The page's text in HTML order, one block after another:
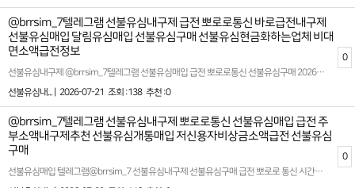
@brrsim_7텔레그램 선불유심내구제 급전 뽀로로통신 바로급전내구제
선불유심매입 달림유심매입 선불유심구매 선불유심현금화하는업체 비대
면소액급전정보
선불유심내구제 @brrsim_7텔레그램 선불유심매입 급전 뽀로로통신 선불유심구매 2026년 선불폰유심매입합니다 정식업체 백수비상금대출 서울신불자생계비소액대출 소액대출이 필요한 분들을 위한 최적의 선택 저희는 모바일 소액대출 및 내구제를 전문으로 제공하는 2026년 정식 등록 업체입니다. 소액 20만 원부터 다양한 금액대를 유연하게 지원하며, 신용등급과 상관없이 누구나 이용할 수 있는 실질적이고 현실적인 금융 솔루션을 제공합니다 특히, 뽀로로통신 선불유심 내구제를 통해 신용불량자, 신분증이 필요한 대출 여부 확인이 힘든 분들까지도 간편하게 서비스를 이용할 수 있도록 돕고 있습니다. 급한 상황에서도 빠르고 안전하게 해결할 수 있는 맞춤형 금융 지원 시스템을 구축하여 고객이 안심하고 신뢰할 수 있는 서비스를 약속드립니다.생계비가 필요한 분들께 작은 도움이나마 보탬이 되고자 정직하고 투명한 절차를 고수합니다. 또한, 철저한 상담과 세심한 안내로 고객 개개인의 상황에 맞춘 최적의 대출 상품을 추천드리며, 여러분의 경제적 부담을 감소시킬 수 있도록 최선을 다하고 있습니다 뽀로로통신 선불유심내구제 무피해소액급전대출 시간과 서류 준비의 압박에서 해방되고 싶으신가요? 당사의 모바일 소액대출 서비스는 복잡한 절차 없이 간단하게 신청 가능하며, 심사가 빠르게 이루어지는 점이 특징입니다. 긴급한 생계비나 비상금 마련이 필요하신 경우, 저희 서비스와 함께라면 한층 더 여유로움을 느낄 수 있습니다.고객의 금융 상태를 존중하여 어떤 상황에서도 희망을 잃지 않도록 돕겠습니다. 저희와 함께라면 해결책은 항상 존재합니다. 여러분의 신뢰를 최우선으로 생각하며, 안정적이고 효율적인 재정 관리를 위해 높은 수준의 서비스를 지속적으로 제공할 것을 약속드립니다 바로개통→확인후 즉시 정산 ! 모든 개통은 고객 본인 확인 후 → 합법적인 절차로 안전하게 진행됩니다 확실한 파트너와 함께하세요 시간 낭비와 신용 하락을 막는 가장 좋은 방법은 처음부터 제대로 된 전문가를 만나는 것입니다 홈페이지: https://brrsim77.isweb.co.kr 홈페이지: https://litt.ly/brrsim7
선불유심내... |
2026-07-21 조회 :138 추천 :0
0
@brrsim_7텔레그램 선불유심내구제 뽀로로통신 선불유심매입 급전 주
부소액내구제추천 선불유심개통매입 저신용자비상금소액급전 선불유심
구매
선불유심매입 텔레그램@brrsim_7 선불유심내구제 선불유심구매 급전 뽀로로 통신 시간과 서류 준비의 압박에서 해방되고 싶으신가요?당사의 모바일 바로소액대출 서비스는 복잡한 절차 없이 간단하게 신청 가능하며, 심사가 빠르게 이루어지는 점이 특징입니다. 긴급한 생계비나 비상금 마련이 필요하신 경우, 저희 서비스와 함께라면 한층 더 여유로움을 느낄 수 있습니다고객의 금융 상태를 존중하여 어떤 상황에서도 희망을 잃지 않도록 돕겠습니다. 저희와 함께라면 해결책은 항상 존재합니다.여러분의 신뢰를 최우선으로 생각하며, 안정적이고 효율적인 재정 관리를 위해 높은 수준의 서비스를 지속적으로 제공할 것을 선불유심내구제 뽀로로 통신 약속드립니다뽀로로 통신 급하게 자금이 필요한 순간 복잡한 절차 없이 신속하고 안전하게 도움을 받을수 있는 환경을 구축하였습니다뽀로로 통신은 단순한 자금 지원을 넘어 고객이 신뢰할수 있는 금융 파트너로서의 역할을 수행하고 있습니다 신용 등급이나 기존 대출 이력등으로 인해 기존 금융권 이용이 어려운 분들을 위해 긴급 생계비 지원소액대출 서비스를 운영하며 사회적 책임과 금융 복지를 함께 실현하고 있습니다확실한 파트너와 함께하세요 시간 낭비와 신용 하락을 막는 가장 좋은 방법은 처음부터 제대로 된 전문가를 만나는 것입니다홈페이지: https://brrsim77.isweb.co.kr 홈페이지: https://litt.ly/brrsim7
0